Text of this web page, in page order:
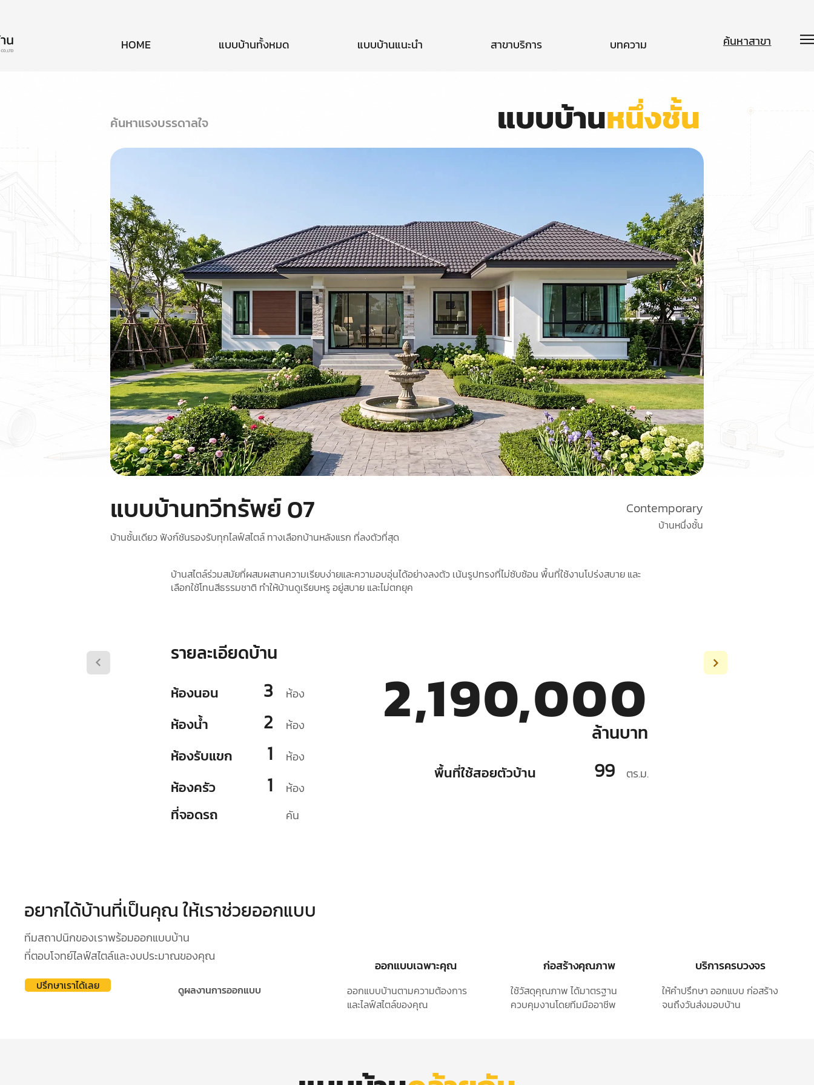
HOME แบบบ้านทั้งหมด แบบบ้านแนะนำ สาขาบริการ บทความ ค้นหาสาขา
ค้นหาแรงบรรดาลใจ แบบบ้านหนึ่งชั้น
แบบบ้านทวีทรัพย์ 07 Contemporary
บ้านชั้นเดียว ฟังก์ชันรองรับทุกไลฟ์สไตล์ ทางเลือกบ้านหลังแรก ที่ลงตัวที่สุด
บ้านหนึ่งชั้น
บ้านสไตล์ร่วมสมัยที่ผสมผสานความเรียบง่ายและความอบอุ่นได้อย่างลงตัว เน้นรูปทรงที่ไม่ซับซ้อน พื้นที่ใช้งานโปร่งสบาย และ
เลือกใช้โทนสีธรรมชาติ ทำให้บ้านดูเรียบหรู อยู่สบาย และไม่ตกยุค
รายละเอียดบ้าน
ห้องนอน 3 ห้อง
ห้องน้ำ 2 ห้อง
ห้องรับแขก 1 ห้อง
ห้องครัว 1 ห้อง
ที่จอดรถ คัน
2,190,000
ล้านบาท
พื้นที่ใช้สอยตัวบ้าน 99 ตร.ม.
อยากได้บ้านที่เป็นคุณ ให้เราช่วยออกแบบ
ทีมสถาปนิกของเราพร้อมออกแบบบ้าน
ที่ตอบโจทย์ไลฟ์สไตล์และงบประมาณของคุณ
ปรึกษาเราได้เลย ดูผลงานการออกแบบ
ออกแบบเฉพาะคุณ
ออกแบบบ้านตามความต้องการ
และไลฟ์สไตล์ของคุณ
ก่อสร้างคุณภาพ
ใช้วัสดุคุณภาพ ได้มาตรฐาน
ควบคุมงานโดยทีมมืออาชีพ
บริการครบวงจร
ให้คำปรึกษา ออกแบบ ก่อสร้าง
จนถึงวันส่งมอบบ้าน